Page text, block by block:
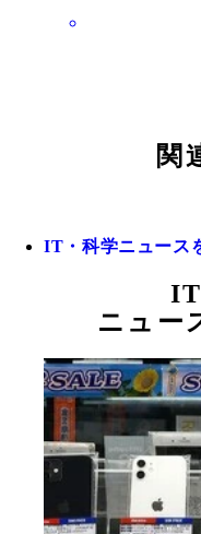
関
IT・科学ニュース
ニュー